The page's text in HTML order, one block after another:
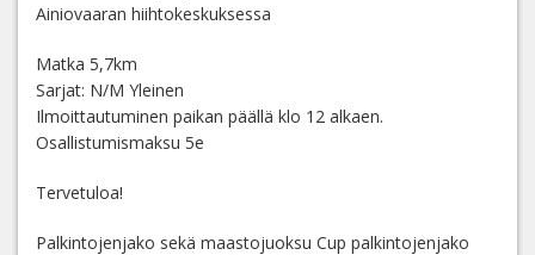
Ainiovaaran hiihtokeskuksessa
Matka 5,7km
Sarjat: N/M Yleinen
Ilmoittautuminen paikan päällä klo 12 alkaen.
Osallistumismaksu 5e
Tervetuloa!
Palkintojenjako sekä maastojuoksu Cup palkintojenjako